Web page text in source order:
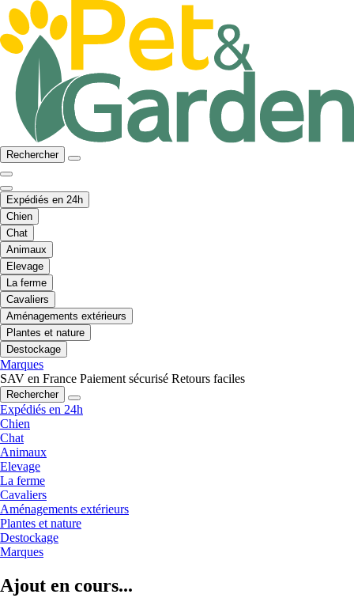
Rechercher
Expédiés en 24h
Chien
Chat
Animaux
Elevage
La ferme
Cavaliers
Aménagements extérieurs
Plantes et nature
Destockage
Marques
SAV en France Paiement sécurisé Retours faciles
Rechercher
Expédiés en 24h
Chien
Chat
Animaux
Elevage
La ferme
Cavaliers
Aménagements extérieurs
Plantes et nature
Destockage
Marques
Ajout en cours...